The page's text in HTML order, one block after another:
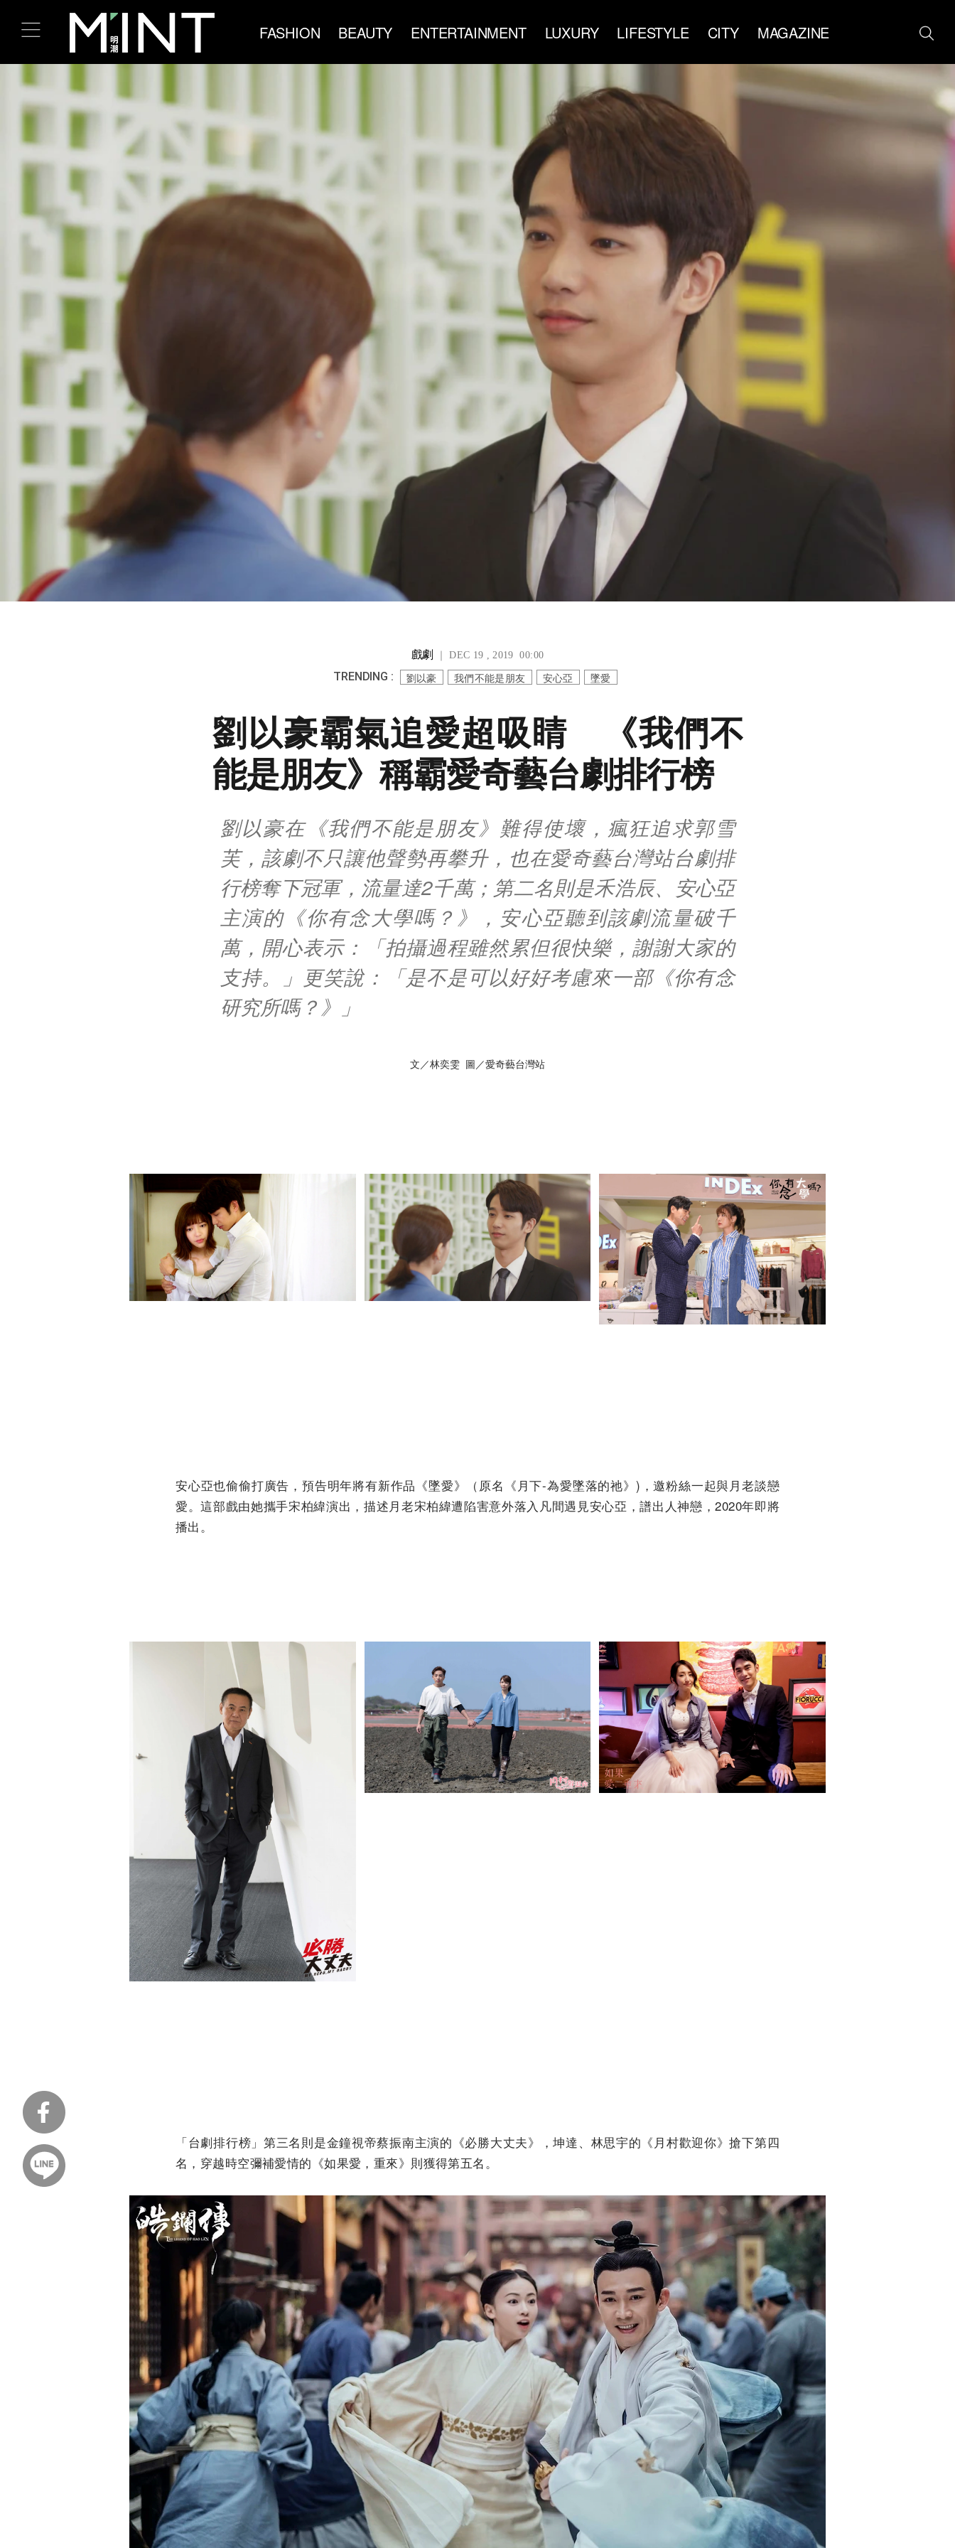
FASHION BEAUTY ENTERTAINMENT LUXURY LIFESTYLE CITY MAGAZINE
戲劇 ｜ DEC 19 , 2019 00:00
TRENDING : 劉以豪 我們不能是朋友 安心亞 墜愛
劉以豪霸氣追愛超吸睛 《我們不
能是朋友》稱霸愛奇藝台劇排行榜
劉以豪在《我們不能是朋友》難得使壞，瘋狂追求郭雪
芙，該劇不只讓他聲勢再攀升，也在愛奇藝台灣站台劇排
行榜奪下冠軍，流量達2千萬；第二名則是禾浩辰、安心亞
主演的《你有念大學嗎？》，安心亞聽到該劇流量破千
萬，開心表示：「拍攝過程雖然累但很快樂，謝謝大家的
支持。」更笑說：「是不是可以好好考慮來一部《你有念
研究所嗎？》」
文／林奕雯 圖／愛奇藝台灣站
安心亞也偷偷打廣告，預告明年將有新作品《墜愛》（原名《月下-為愛墜落的祂》)，邀粉絲一起與月老談戀
愛。這部戲由她攜手宋柏緯演出，描述月老宋柏緯遭陷害意外落入凡間遇見安心亞，譜出人神戀，2020年即將
播出。
「台劇排行榜」第三名則是金鐘視帝蔡振南主演的《必勝大丈夫》，坤達、林思宇的《月村歡迎你》搶下第四
名，穿越時空彌補愛情的《如果愛，重來》則獲得第五名。